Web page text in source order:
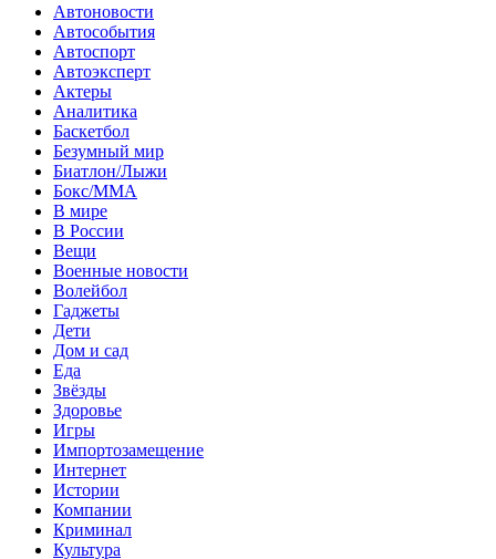
Автоновости
Автособытия
Автоспорт
Автоэксперт
Актеры
Аналитика
Баскетбол
Безумный мир
Биатлон/Лыжи
Бокс/MMA
В мире
В России
Вещи
Военные новости
Волейбол
Гаджеты
Дети
Дом и сад
Еда
Звёзды
Здоровье
Игры
Импортозамещение
Интернет
Истории
Компании
Криминал
Культура